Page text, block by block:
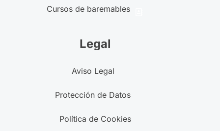
Cursos de baremables
Legal
Aviso Legal
Protección de Datos
Política de Cookies